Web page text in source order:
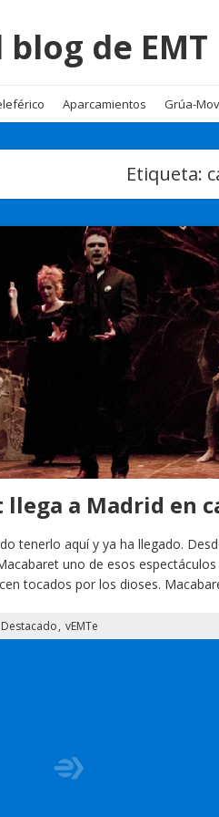
blog de
Aparcamientos Grúa-
Etiqueta:
llega a Madrid en
tenerlo aquí y ya ha llegado.
uno de esos
tocados por los dioses.
Destacado vEMTe